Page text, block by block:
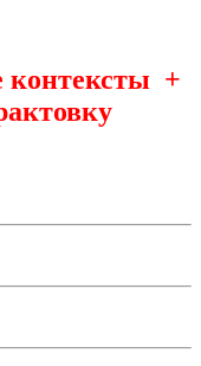
контексты +